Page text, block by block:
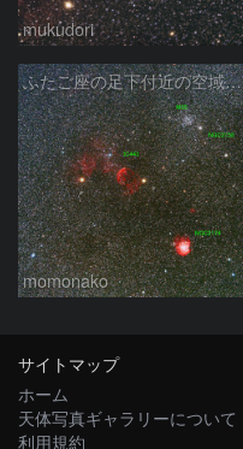
mukudori
ふたご座の足下付近の空域 241231
momonako
サイトマップ
ホーム
天体写真ギャラリーについて
利用規約